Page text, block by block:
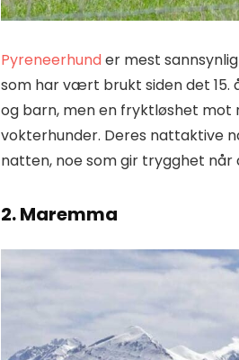
Pyreneerhunder mest
som har vært brukt siden det 15.
og barn, men en fryktløshet mot
vokterhunder. Deres nattaktive
natten, noe som gir trygghet når
2. Maremma